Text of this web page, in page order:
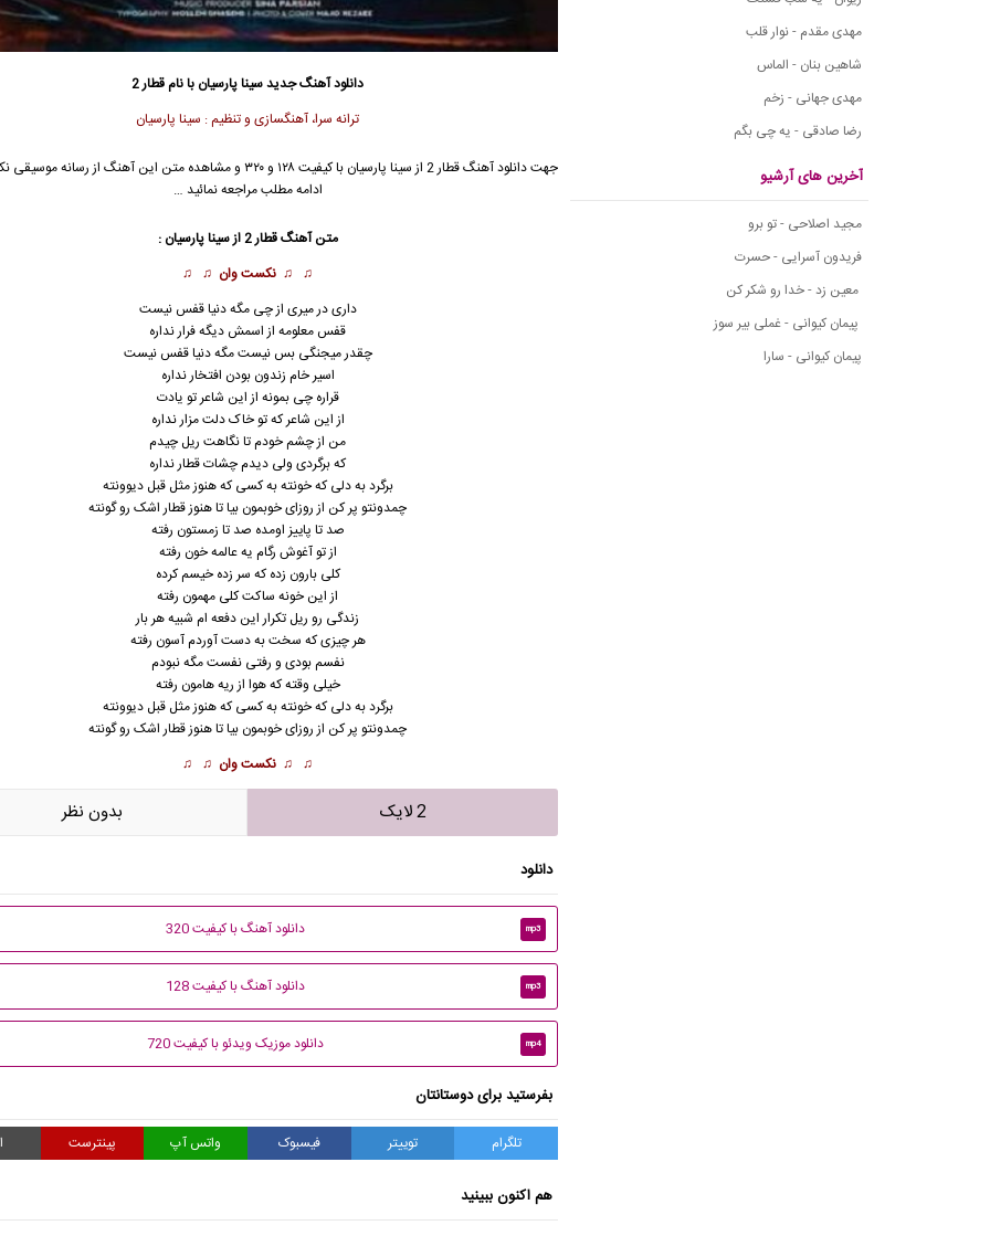
مهدی مقدم - نوار قلب
شاهین بنان - الماس
مهدی جهانی - زخم
رضا صادقی - یه چی بگم
آخرین های آرشیو
مجید اصلاحی - تو برو
فریدون آسرایی - حسرت
معین زد - خدا رو شکر کن
پیمان کیوانی - غملی بیر سوز
پیمان کیوانی - سارا
دانلود آهنگ جدیدسینا پارسیان با نام قطار 2
ترانه سرا، آهنگسازی و تنظیم: سینا پارسیان
جهت دانلود آهنگ قطار 2 از سینا پارسیان
با کیفیت ۱۲۸ و ۳۲۰ و مشاهده متن این آهنگ از رسانه
ادامه مطلب مراجعه نمائید …
متن آهنگ قطار 2 از سینا پارسیان :
♫ ♫ نکست وان ♫ ♫
داری در میری از چی مگه دنیا قفس نیست
قفس معلومه از اسمش دیگه فرار نداره
چقدر میجنگی بس نیست مگه دنیا قفس نیست
اسیر خام زندون بودن افتخار نداره
قراره چی بمونه از این شاعر تو یادت
از این شاعر که تو خاک دلت مزار نداره
من از چشم خودم تا نگاهت ریل چیدم
که برگردی ولی دیدم چشات قطار نداره
برگرد به دلی که خونته به کسی که هنوز مثل قبل دیوونته
چمدونتو پر کن از روزای خوبمون بیا تا هنوز قطار اشک رو گونته
صد تا پاییز اومده صد تا زمستون رفته
از تو آغوش رگام یه عالمه خون رفته
کلی بارون زده که سر زده خیسم کرده
از این خونه ساکت کلی مهمون رفته
زندگی رو ریل تکرار این دفعه ام شبیه هر بار
هر چیزی که سخت به دست آوردم آسون رفته
نفسم بودی و رفتی نفست مگه نبودم
خیلی وقته که هوا از ریه هامون رفته
برگرد به دلی که خونته به کسی که هنوز مثل قبل دیوونته
چمدونتو پر کن از روزای خوبمون بیا تا هنوز قطار اشک رو گونته
♫ ♫ نکست وان ♫ ♫
2 لایک بدون نظر
دانلود
mp3 دانلود آهنگ با کیفیت 320
mp3 دانلود آهنگ با کیفیت 128
mp4 دانلود موزیک ویدئو با کیفیت 720
بفرستید برای دوستانتان
تلگرام توییتر فیسبوک واتس آپ پینترست
هم اکنون ببینید